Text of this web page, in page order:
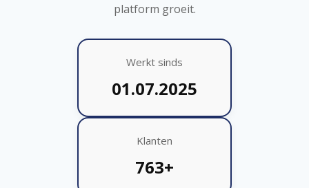
platform groeit.
Werkt sinds
01.07.2025
Klanten
763+